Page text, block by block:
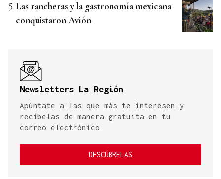
Las rancheras y la gastronomía mexicana
conquistaron Avión
Newsletters La Región
Apúntate a las que más te interesen y
recíbelas de manera gratuita en tu
correo electrónico
DESCÚBRELAS